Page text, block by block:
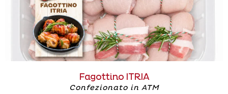
Fagottino ITRIA
Confezionato in ATM